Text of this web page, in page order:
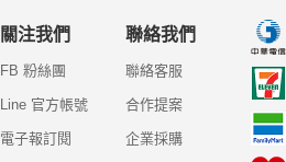
關注我們
FB 粉絲團
Line 官方帳號
電子報訂閱
聯絡我們
聯絡客服
合作提案
企業採購